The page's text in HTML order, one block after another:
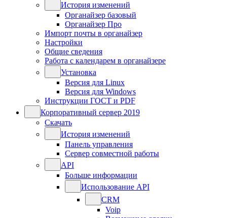
История изменений
Органайзер базовый
Органайзер Про
Импорт почты в органайзер
Настройки
Общие сведения
Работа с календарем в органайзере
Установка
Версия для Linux
Версия для Windows
Инструкции ГОСТ и PDF
Корпоративный сервер 2019
Скачать
История изменений
Панель управления
Сервер совместной работы
API
Больше информации
Использование API
CRM
Voip